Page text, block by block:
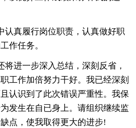
认真履行岗位职责，认真做好职
作任务。
将进一步深入总结，深刻反省，
工作加倍努力干好。我已经深刻
认识到了此次错误严重性。我保
发生在自已身上。请组织继续监
点，使我取得更大的进步!